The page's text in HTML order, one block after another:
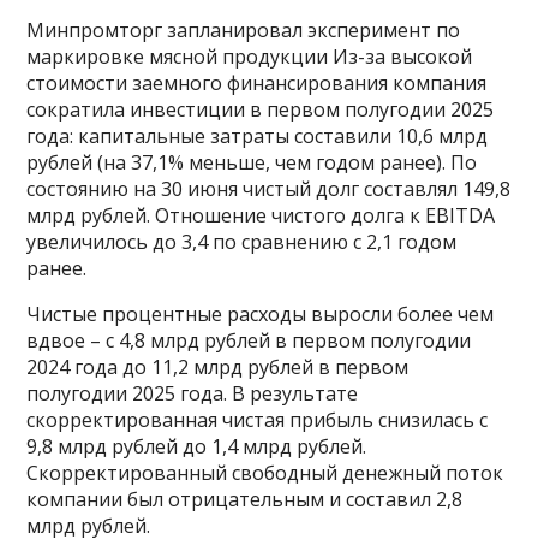
Минпромторг запланировал эксперимент по
маркировке мясной продукции Из-за высокой
стоимости заемного финансирования компания
сократила инвестиции в первом полугодии 2025
года: капитальные затраты составили 10,6 млрд
рублей (на 37,1% меньше, чем годом ранее). По
состоянию на 30 июня чистый долг составлял 149,8
млрд рублей. Отношение чистого долга к EBITDA
увеличилось до 3,4 по сравнению с 2,1 годом
ранее.
Чистые процентные расходы выросли более чем
вдвое – с 4,8 млрд рублей в первом полугодии
2024 года до 11,2 млрд рублей в первом
полугодии 2025 года. В результате
скорректированная чистая прибыль снизилась с
9,8 млрд рублей до 1,4 млрд рублей.
Скорректированный свободный денежный поток
компании был отрицательным и составил 2,8
млрд рублей.